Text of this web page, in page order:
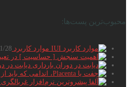
محبوب‌ترین پست‌ها:
موارد کاربرد IUI 28
دیابت در